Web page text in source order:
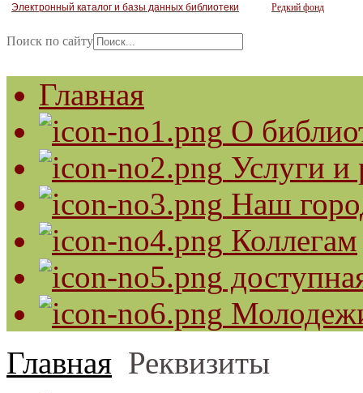
Электронный каталог и базы данных библиотеки Редкий фонд
Поиск по сайту
Главная
О
Услуги и
Наш
Коллегам
Главная Реквизиты